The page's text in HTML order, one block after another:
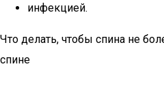
инфекцией.
Что делать, чтобы спина не
спине